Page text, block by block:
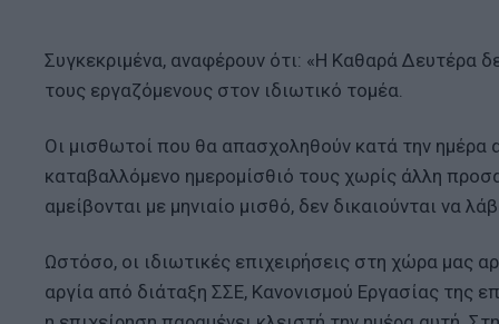
Συγκεκριμένα, αναφέρουν ότι: «Η Καθαρά Δευτέρα
τους εργαζόμενους στον ιδιωτικό τομέα.
Οι μισθωτοί που θα απασχοληθούν κατά την ημέρα
καταβαλλόμενο ημερομίσθιό τους χωρίς άλλη
αμείβονται με μηνιαίο μισθό, δεν δικαιούνται να
Ωστόσο, οι ιδιωτικές επιχειρήσεις στη χώρα μας
αργία από διάταξη ΣΣΕ, Κανονισμού Εργασίας της